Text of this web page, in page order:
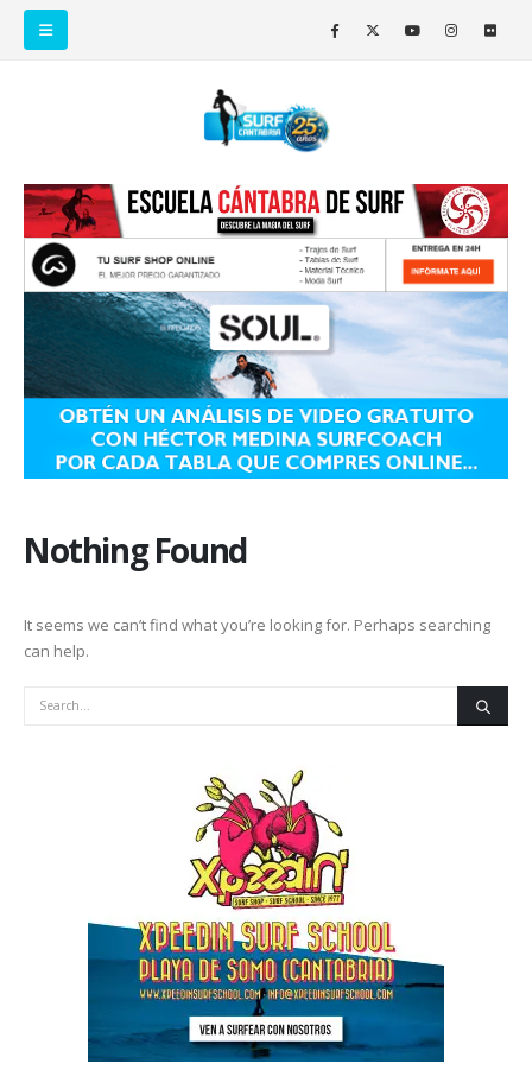
Nothing Found
It seems we can’t find what you’re looking for. Perhaps searching
can help.